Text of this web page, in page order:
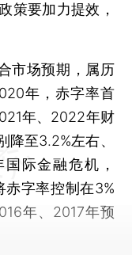
策要加力提效，
场预期，属历
年，赤字率首
年、2022年财
至3.2%左右、
际金融危机，
字率控制在3%
年、2017年预